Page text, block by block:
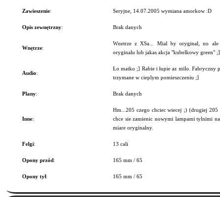
Zawieszenie: Seryjne, 14.07.2005 wymiana amorkow :D
Opis zewnętrzny: Brak danych
Wnętrze:
Wnetrze z XSa... Mial by oryginal, no
oryginalu lub jakas akcja "kubelkowy green" ;]
Audio:
Ło matko ;] Rabie i łupie az milo. Fabryczny
trzymane w cieplym pomieszczeniu ;]
Plany: Brak danych
Inne:
Hm...205 czego chciec wiecej ;) (drugiej
chce sie zamienic nowymi lampami tylnimi
miare oryginalny.
Felgi: 13 cali
Opony przód: 165 mm / 65
Opony tył: 165 mm / 65